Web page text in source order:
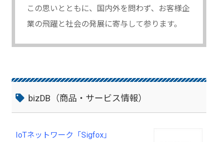
この思いとともに、国内外を問わず、お客様企
業の飛躍と社会の発展に寄与して参ります。
bizDB（商品・サービス情報）
IoTネットワーク「Sigfox」